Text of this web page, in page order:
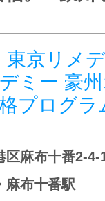
東京リメ
ミー 豪
プログラ
麻布十番駅